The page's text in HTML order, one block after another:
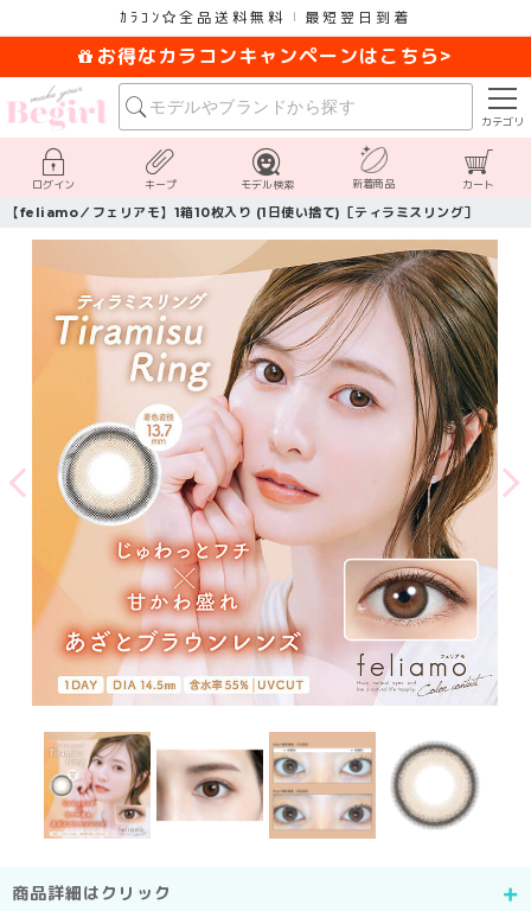
ｶﾗｺﾝ 全品送料無料 最短翌日到着
お得なカラコンキャンペーンはこちら>
カテゴリ
ログイン キープ モデル検索 新着商品 カート
【feliamo／フェリアモ】1箱10枚入り (1日使い捨て)［ティラミスリング］
商品詳細はクリック